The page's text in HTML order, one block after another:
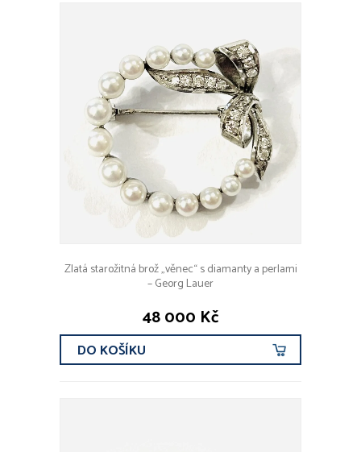
Zlatá starožitná brož „věnec“ s diamanty a perlami
– Georg Lauer
48 000 Kč
DO KOŠÍKU